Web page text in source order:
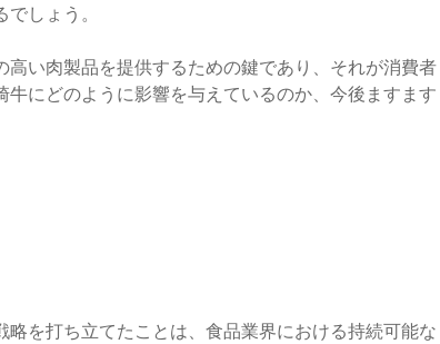
しょう。
い肉製品を提供するための鍵であり、それが消費者
にどのように影響を与えているのか、今後ますます
を打ち立てたことは、食品業界における持続可能な